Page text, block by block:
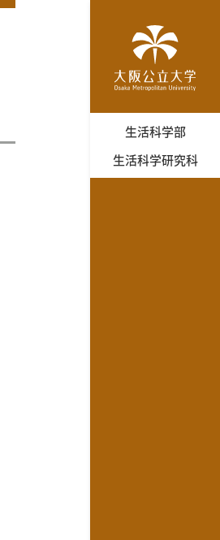
生活科学部
生活科学研究科